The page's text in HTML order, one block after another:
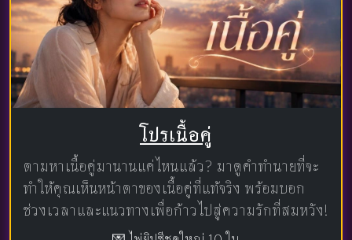
โปรเนื้อคู่
ตามหาเนื้อคู่มานานแค่ไหนแล้ว? มาดูคำทำนายที่จะ
ทำให้คุณเห็นหน้าตาของเนื้อคู่ที่แท้จริง พร้อมบอก
ช่วงเวลาและแนวทางเพื่อก้าวไปสู่ความรักที่สมหวัง!